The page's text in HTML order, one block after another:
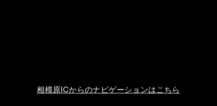
相模原ICからのナビゲーションはこちら